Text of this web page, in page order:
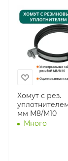
Хомут с рез.
мм М8/М10
Много